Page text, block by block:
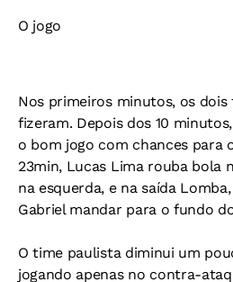
O jogo
Nos primeiros minutos, os dois
fizeram. Depois dos 10
o bom jogo com chances para
23min, Lucas Lima rouba bola
na esquerda, e na saída
Gabriel mandar para o fundo
O time paulista diminui um
jogando apenas no contra-